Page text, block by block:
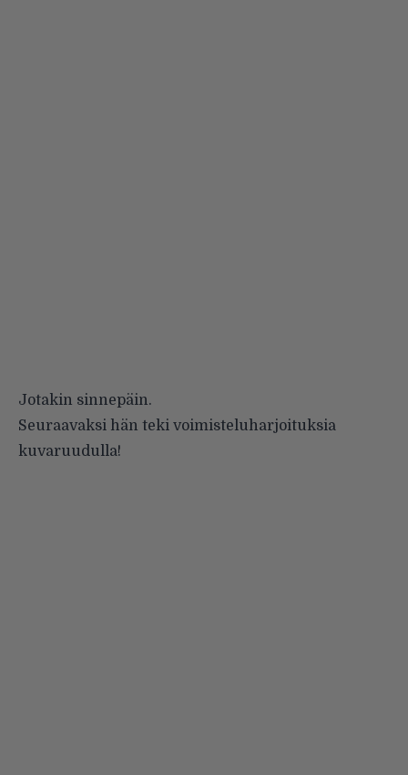
Jotakin sinnepäin.
Seuraavaksi hän teki voimisteluharjoituksia
kuvaruudulla!